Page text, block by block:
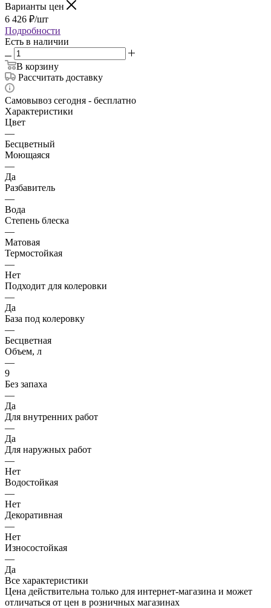
Варианты цен
6 426 ₽/шт
Подробности
Есть в наличии
В корзину
Рассчитать доставку
Самовывоз сегодня - бесплатно
Характеристики
Цвет
—
Бесцветный
Моющаяся
—
Да
Разбавитель
—
Вода
Степень блеска
—
Матовая
Термостойкая
—
Нет
Подходит для колеровки
—
Да
База под колеровку
—
Бесцветная
Объем, л
—
9
Без запаха
—
Да
Для внутренних работ
—
Да
Для наружных работ
—
Нет
Водостойкая
—
Нет
Декоративная
—
Нет
Износостойкая
—
Да
Все характеристики
Цена действительна только для интернет-магазина и может
отличаться от цен в розничных магазинах